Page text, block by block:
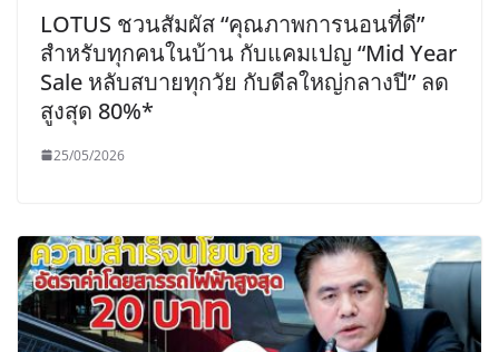
LOTUS ชวนสัมผัส “คุณภาพการนอนที่ดี”
สำหรับทุกคนในบ้าน กับแคมเปญ “Mid Year
Sale หลับสบายทุกวัย กับดีลใหญ่กลางปี” ลด
สูงสุด 80%*
25/05/2026